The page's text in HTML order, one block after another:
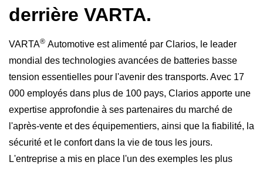
derrière VARTA.
VARTA® Automotive est alimenté par Clarios, le leader
mondial des technologies avancées de batteries basse
tension essentielles pour l'avenir des transports. Avec 17
000 employés dans plus de 100 pays, Clarios apporte une
expertise approfondie à ses partenaires du marché de
l'après-vente et des équipementiers, ainsi que la fiabilité, la
sécurité et le confort dans la vie de tous les jours.
L'entreprise a mis en place l'un des exemples les plus